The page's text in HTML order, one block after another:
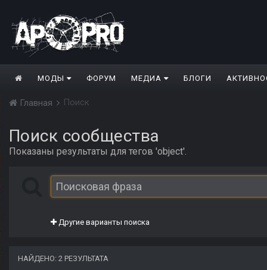
МОДЫ ФОРУМ МЕДИА БЛОГИ
Главная Поиск
Поиск сообщества
Показаны результаты для тегов 'object'.
Другие варианты поиска
НАЙДЕНО: 2 РЕЗУЛЬТАТА